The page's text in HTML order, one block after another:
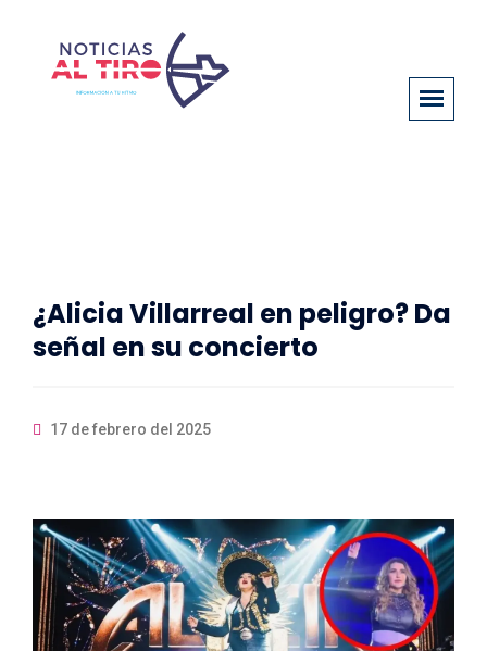
¿Alicia Villarreal en peligro? Da
señal en su concierto
17 de febrero del 2025